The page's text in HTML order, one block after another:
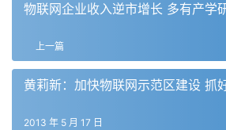
物联网企业收入逆市增长 多有产学
上一篇
黄莉新：加快物联网示范区建设 抓
2013 年 5 月 17 日